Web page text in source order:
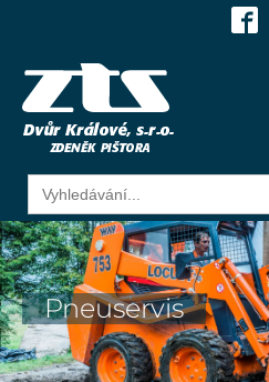
Search
for:
Pneuservis